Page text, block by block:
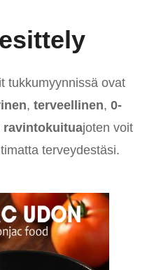
tukkumyynnissä ovat
, terveellinen, 0-
ravintokuituajoten voit
terveydestäsi.